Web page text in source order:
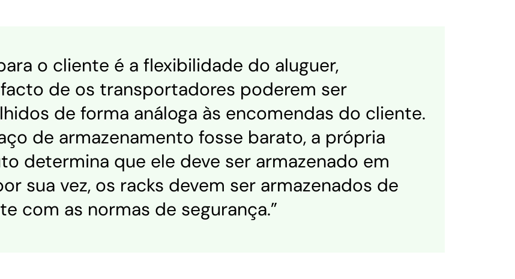
o cliente é a flexibilidade do aluguer,
de os transportadores poderem ser
de forma análoga às encomendas do cliente.
de armazenamento fosse barato, a própria
determina que ele deve ser armazenado em
sua vez, os racks devem ser armazenados de
com as normas de segurança.”